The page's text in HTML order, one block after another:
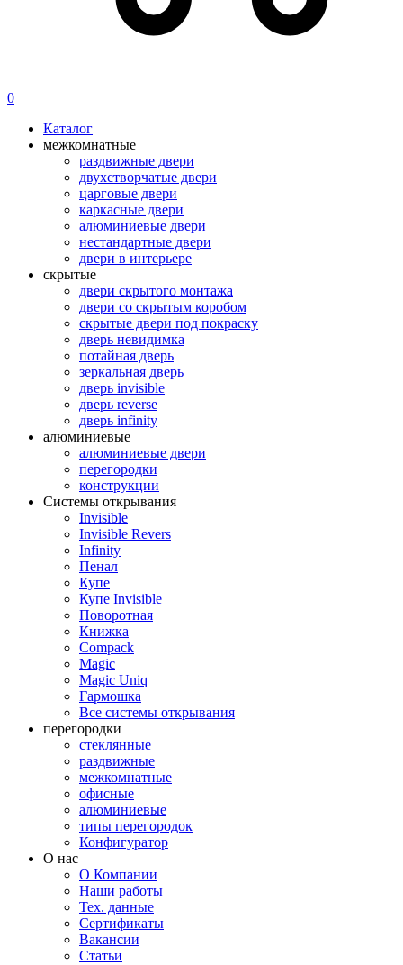
0
Каталог
межкомнатные
раздвижные двери
двухстворчатые двери
царговые двери
каркасные двери
алюминиевые двери
нестандартные двери
двери в интерьере
скрытые
двери скрытого монтажа
двери со скрытым коробом
скрытые двери под покраску
дверь невидимка
потайная дверь
зеркальная дверь
дверь invisible
дверь reverse
дверь infinity
алюминиевые
алюминиевые двери
перегородки
конструкции
Системы открывания
Invisible
Invisible Revers
Infinity
Пенал
Купе
Купе Invisible
Поворотная
Книжка
Compack
Magic
Magic Uniq
Гармошка
Все системы открывания
перегородки
стеклянные
раздвижные
межкомнатные
офисные
алюминиевые
типы перегородок
Конфигуратор
О нас
О Компании
Наши работы
Тех. данные
Сертификаты
Вакансии
Статьи